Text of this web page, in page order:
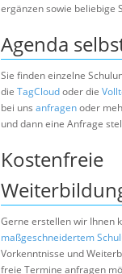
ergänzen sowie beliebige
Agenda
Sie finden einzelne
die TagCloudoder die
bei uns anfragenoder
und dann eine Anfrage
Kostenfreie
Gerne erstellen wir Ihnen
maßgeschneidertem
Vorkenntnisse und
freie Termine anfragen